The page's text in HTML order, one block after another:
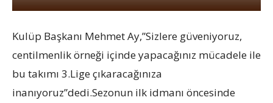
Kulüp Başkanı Mehmet Ay,”Sizlere güveniyoruz,
centilmenlik örneği içinde yapacağınız mücadele ile
bu takımı 3.Lige çıkaracağınıza
inanıyoruz”dedi.Sezonun ilk idmanı öncesinde